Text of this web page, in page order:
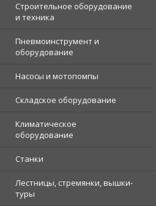
Строительное оборудование
и техника
Пневмоинструмент и
оборудование
Насосы и мотопомпы
Складское оборудование
Климатическое
оборудование
Станки
Лестницы, стремянки, вышки-
туры